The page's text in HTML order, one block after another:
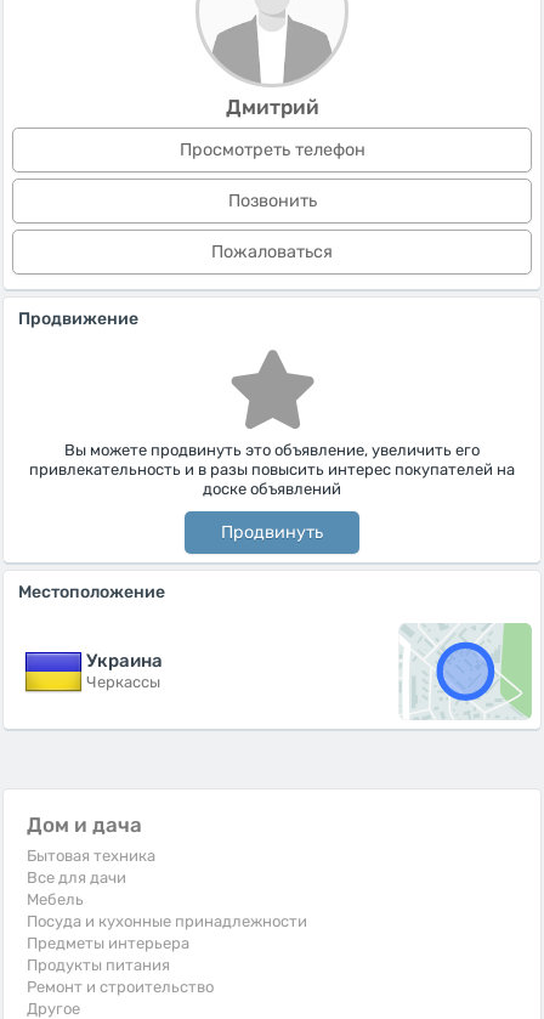
Дмитрий
Просмотреть телефон
Позвонить
Пожаловаться
Продвижение
Вы можете продвинуть это объявление, увеличить его
привлекательность и в разы повысить интерес покупателей на
доске объявлений
Продвинуть
Местоположение
Украина
Черкассы
Дом и дача
Бытовая техника
Все для дачи
Мебель
Посуда и кухонные принадлежности
Предметы интерьера
Продукты питания
Ремонт и строительство
Другое